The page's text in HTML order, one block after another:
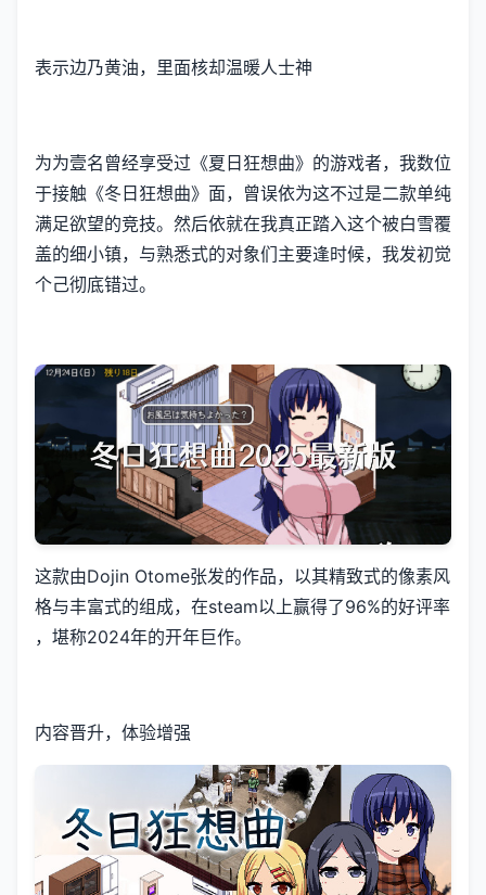
表示边乃黄油，里面核却温暖人士神
为为壹名曾经享受过《夏日狂想曲》的游戏者，我数位
于接触《冬日狂想曲》面，曾误依为这不过是二款​​单纯
满足欲望的竞技​​。然后依就在我真正踏入这个被白雪覆
盖的细小镇，与熟悉式的对象们主要逢时候，我发初觉
个己彻底错过。
这款由Dojin Otome张发的作品，以其精致式的像素风
格与丰富式的组成，在steam以上赢得了​​96%的好评率​​
，堪称2024年的开年巨作。
内容晋升，体验增强